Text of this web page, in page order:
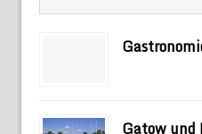
Gatow und